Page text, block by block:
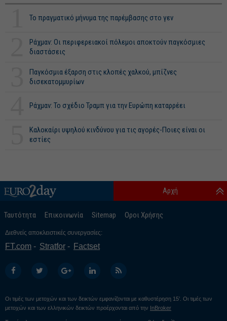
Το πραγματικό μήνυμα της παρέμβασης στο γεν
Ράχμαν: Οι περιφερειακοί πόλεμοι αποκτούν παγκόσμιες
διαστάσεις
Παγκόσμια έξαρση στις κλοπές χαλκού, μπίζνες
δισεκατομμυρίων
Ράχμαν: Το σχέδιο Τραμπ για την Ευρώπη καταρρέει
Καλοκαίρι υψηλού κινδύνου για τις αγορές-Ποιες είναι οι
εστίες
Ταυτότητα Επικοινωνία Sitemap Οροι Χρήσης
Αρχή
Διεθνείς αποκλειστικές συνεργασίες:
FT.com Stratfor Factset
Οι τιμές των μετοχών και των δεικτών εμφανίζονται με καθυστέρηση 15’. Οι τιμές των
μετοχών και των ελληνικών δεικτών προέρχονται από την InBroker